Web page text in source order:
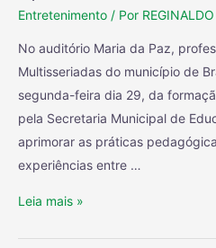
Entretenimento / Por
No auditório Maria da Paz,
Multisseriadas do município de
segunda-feira dia 29, da
pela Secretaria Municipal de
aprimorar as práticas
experiências entre …
Leia mais »